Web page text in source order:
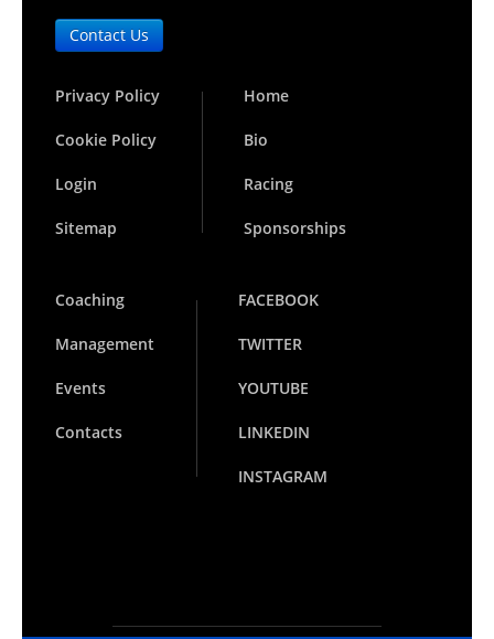
Contact Us
Privacy Policy
Cookie Policy
Login
Sitemap
Home
Bio
Racing
Sponsorships
Coaching
Management
Events
Contacts
FACEBOOK
TWITTER
YOUTUBE
LINKEDIN
INSTAGRAM